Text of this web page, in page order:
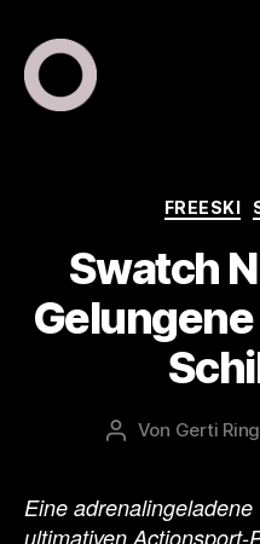
marketing
FREESKI
Swatch
Beitragsautor
Von Gerti Ring
Eine
ultimativen Actionsport-